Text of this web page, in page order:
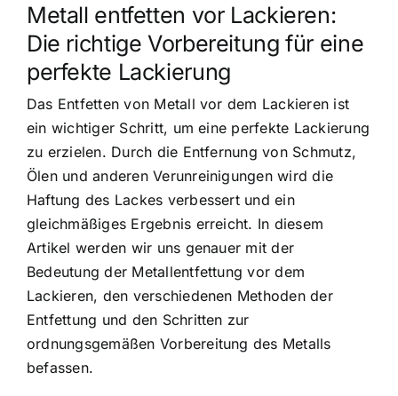
Metall entfetten vor Lackieren:
Die richtige Vorbereitung für eine
perfekte Lackierung
Das Entfetten von Metall vor dem Lackieren ist
ein wichtiger Schritt, um eine perfekte Lackierung
zu erzielen. Durch die Entfernung von Schmutz,
Ölen und anderen Verunreinigungen wird die
Haftung des Lackes verbessert und ein
gleichmäßiges Ergebnis erreicht. In diesem
Artikel werden wir uns genauer mit der
Bedeutung der Metallentfettung vor dem
Lackieren, den verschiedenen Methoden der
Entfettung und den Schritten zur
ordnungsgemäßen Vorbereitung des Metalls
befassen.